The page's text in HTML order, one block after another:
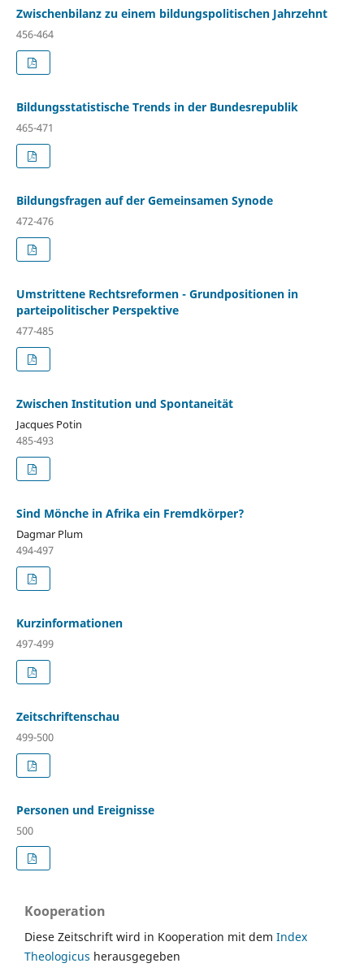
Zwischenbilanz zu einem bildungspolitischen Jahrzehnt
456-464
Bildungsstatistische Trends in der Bundesrepublik
465-471
Bildungsfragen auf der Gemeinsamen Synode
472-476
Umstrittene Rechtsreformen - Grundpositionen in
parteipolitischer Perspektive
477-485
Zwischen Institution und Spontaneität
Jacques Potin
485-493
Sind Mönche in Afrika ein Fremdkörper?
Dagmar Plum
494-497
Kurzinformationen
497-499
Zeitschriftenschau
499-500
Personen und Ereignisse
500
Kooperation
Diese Zeitschrift wird in Kooperation mit dem Index
Theologicus herausgegeben